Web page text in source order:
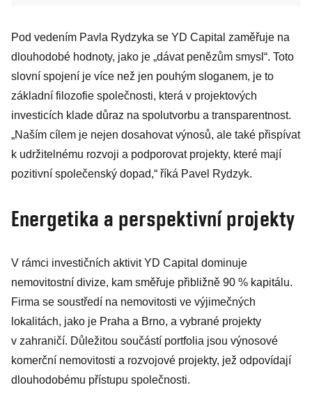
Pod vedením Pavla Rydzyka se YD Capital zaměřuje na
dlouhodobé hodnoty, jako je „dávat penězům smysl“. Toto
slovní spojení je více než jen pouhým sloganem, je to
základní filozofie společnosti, která v projektových
investicích klade důraz na spolutvorbu a transparentnost.
„Naším cílem je nejen dosahovat výnosů, ale také přispívat
k udržitelnému rozvoji a podporovat projekty, které mají
pozitivní společenský dopad,“ říká Pavel Rydzyk.
Energetika a perspektivní projekty
V rámci investičních aktivit YD Capital dominuje
nemovitostní divize, kam směřuje přibližně 90 % kapitálu.
Firma se soustředí na nemovitosti ve výjimečných
lokalitách, jako je Praha a Brno, a vybrané projekty
v zahraničí. Důležitou součástí portfolia jsou výnosové
komerční nemovitosti a rozvojové projekty, jež odpovídají
dlouhodobému přístupu společnosti.